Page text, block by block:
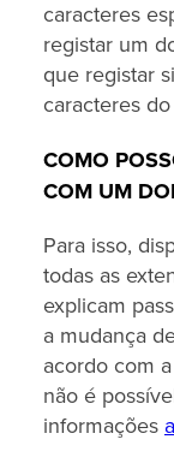
caracteres
registar um
que registar
caracteres
COMO
COM UM
Para isso,
todas as
explicam
a mudança
acordo com
não é
informações